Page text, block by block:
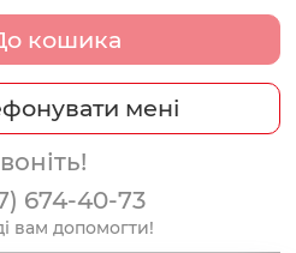
кошика
мені
674-40-73
вам допомогти!